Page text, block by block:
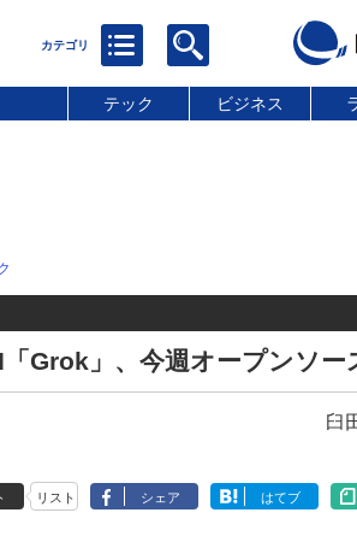
テック ビジネス
「Grok」、今週オープンソ
臼
リスト シェア はてブ